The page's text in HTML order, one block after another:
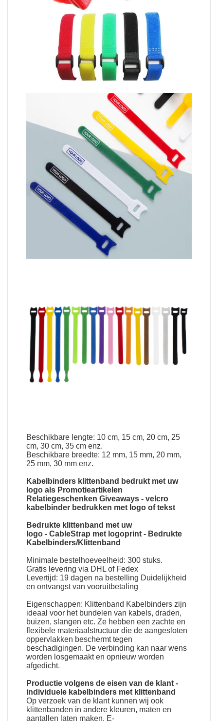
Beschikbare lengte: 10 cm, 15 cm, 20 cm, 25
cm, 30 cm, 35 cm enz.
Beschikbare breedte: 12 mm, 15 mm, 20 mm,
25 mm, 30 mm enz.
Kabelbinders klittenband bedrukt met uw
logo als Promotieartikelen
Relatiegeschenken Giveaways -velcro
kabelbinder bedrukken met logo of tekst
Bedrukte klittenband met uw
logo -CableStrap met logoprint - Bedrukte
Kabelbinders/Klittenband
Minimale bestelhoeveelheid: 300 stuks.
Gratis levering via DHL of Fedex
Levertijd: 19 dagen na bestelling Duidelijkheid
en ontvangst van vooruitbetaling
Eigenschappen: Klittenband Kabelbinders zijn
ideaal voor het bundelen van kabels, draden,
buizen, slangen etc. Ze hebben een zachte en
flexibele materiaalstructuur die de aangesloten
oppervlakken beschermt tegen
beschadigingen. De verbinding kan naar wens
worden losgemaakt en opnieuw worden
afgedicht.
Productie volgens de eisen van de klant -
individuele kabelbinders met klittenband
Op verzoek van de klant kunnen wij ook
klittenbanden in andere kleuren, maten en
aantallen laten maken. E-